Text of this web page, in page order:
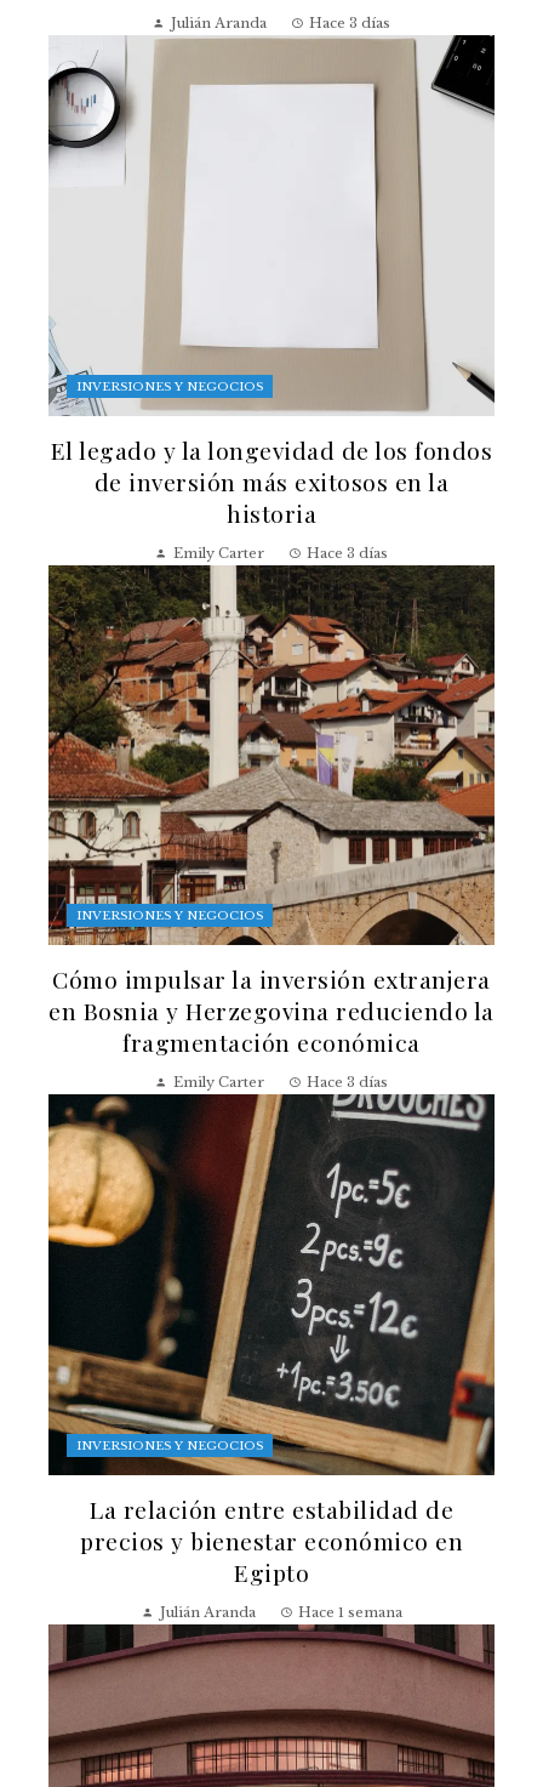
Julián Aranda Hace 3 días
INVERSIONES Y NEGOCIOS
El legado y la longevidad de los fondos
de inversión más exitosos en la
historia
Emily Carter Hace 3 días
INVERSIONES Y NEGOCIOS
Cómo impulsar la inversión extranjera
en Bosnia y Herzegovina reduciendo la
fragmentación económica
Emily Carter Hace 3 días
INVERSIONES Y NEGOCIOS
La relación entre estabilidad de
precios y bienestar económico en
Egipto
Julián Aranda Hace 1 semana